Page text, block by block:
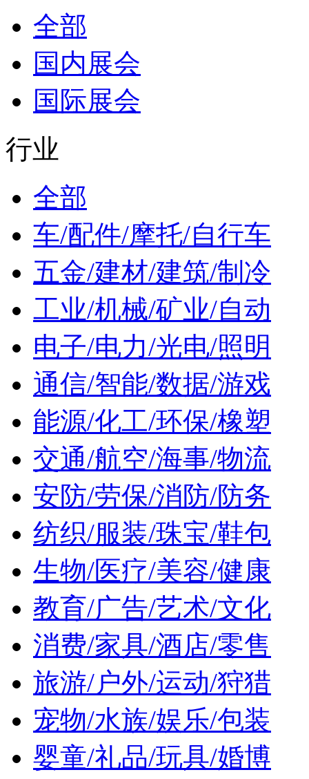
全部
国内展会
国际展会
行业
全部
车/配件/摩托/自行车
五金/建材/建筑/制冷
工业/机械/矿业/自动
电子/电力/光电/照明
通信/智能/数据/游戏
能源/化工/环保/橡塑
交通/航空/海事/物流
安防/劳保/消防/防务
纺织/服装/珠宝/鞋包
生物/医疗/美容/健康
教育/广告/艺术/文化
消费/家具/酒店/零售
旅游/户外/运动/狩猎
宠物/水族/娱乐/包装
婴童/礼品/玩具/婚博